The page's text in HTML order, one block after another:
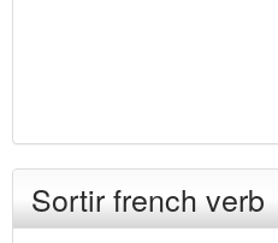
Sortir french verb